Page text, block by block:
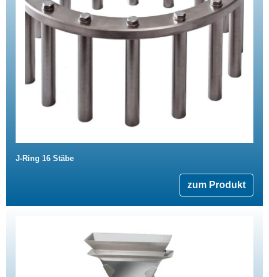
J-Ring 16 Stäbe
zum Produkt